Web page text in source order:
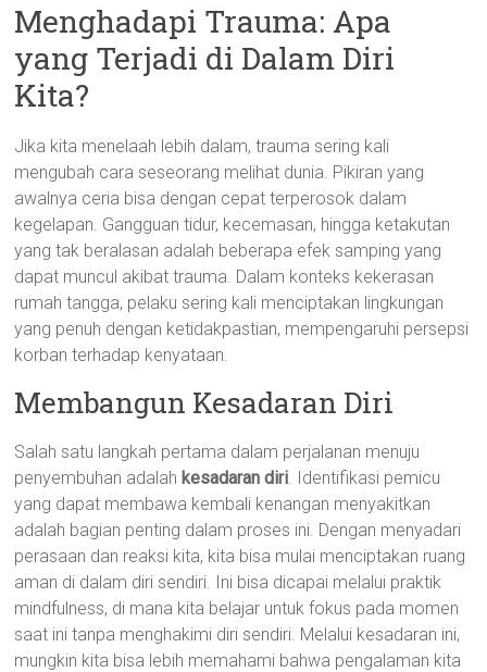
Menghadapi Trauma: Apa
yang Terjadi di Dalam Diri
Kita?
Jika kita menelaah lebih dalam, trauma sering kali
mengubah cara seseorang melihat dunia. Pikiran yang
awalnya ceria bisa dengan cepat terperosok dalam
kegelapan. Gangguan tidur, kecemasan, hingga ketakutan
yang tak beralasan adalah beberapa efek samping yang
dapat muncul akibat trauma. Dalam konteks kekerasan
rumah tangga, pelaku sering kali menciptakan lingkungan
yang penuh dengan ketidakpastian, mempengaruhi persepsi
korban terhadap kenyataan.
Membangun Kesadaran Diri
Salah satu langkah pertama dalam perjalanan menuju
penyembuhan adalah kesadaran diri. Identifikasi pemicu
yang dapat membawa kembali kenangan menyakitkan
adalah bagian penting dalam proses ini. Dengan menyadari
perasaan dan reaksi kita, kita bisa mulai menciptakan ruang
aman di dalam diri sendiri. Ini bisa dicapai melalui praktik
mindfulness, di mana kita belajar untuk fokus pada momen
saat ini tanpa menghakimi diri sendiri. Melalui kesadaran ini,
mungkin kita bisa lebih memahami bahwa pengalaman kita